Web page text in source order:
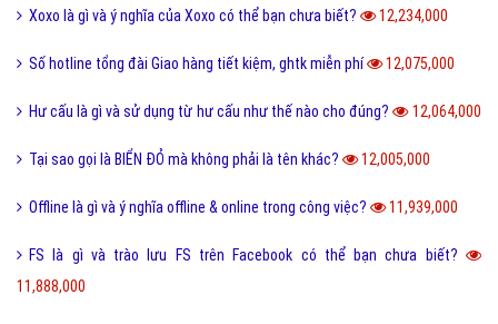
Xoxo là gì và ý nghĩa của Xoxo có thể bạn chưa biết? 12,234,000
Số hotline tổng đài Giao hàng tiết kiệm, ghtk miễn phí 12,075,000
Hư cấu là gì và sử dụng từ hư cấu như thế nào cho đúng? 12,064,000
Tại sao gọi là BIỂN ĐỎ mà không phải là tên khác? 12,005,000
Offline là gì và ý nghĩa offline & online trong công việc? 11,939,000
FS là gì và trào lưu FS trên Facebook có thể bạn chưa biết?
11,888,000